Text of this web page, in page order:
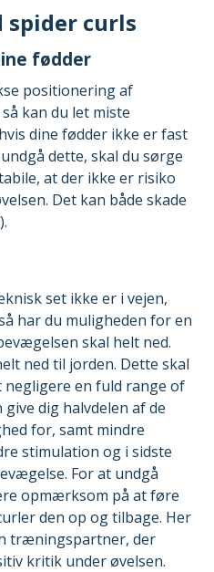
spider curls
fødder
positionering af
kan du let miste
dine fødder ikke er fast
dette, skal du sørge
at der ikke er risiko
Det kan både skade
set ikke er i vejen,
har du muligheden for en
skal helt ned.
ned til jorden. Dette skal
negligere en fuld range of
dig halvdelen af de
for, samt mindre
stimulation og i sidste
For at undgå
opmærksom på at føre
den op og tilbage. Her
træningspartner, der
kritik under øvelsen.